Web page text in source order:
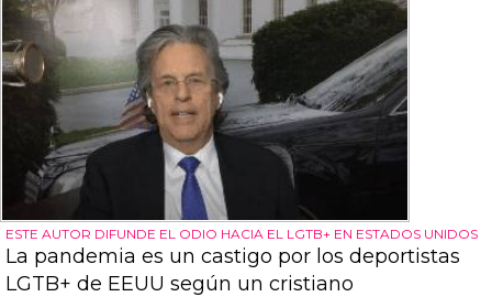
ESTE AUTOR DIFUNDE EL ODIO HACIA EL LGTB+ EN ESTADOS UNIDOS
La pandemia es un castigo por los deportistas
LGTB+ de EEUU según un cristiano